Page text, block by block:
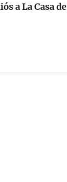
a La Casa de